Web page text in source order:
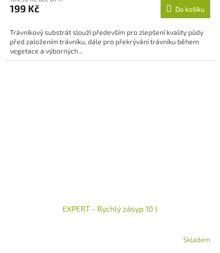
je
z
hvězdiček.
199 Kč Do košíku
Trávníkový substrát slouží především pro zlepšení kvality půdy
před založením trávníku, dále pro překrývání trávníku během
vegetace a výborných...
EXPERT - Rychlý zásyp 10 l
Skladem